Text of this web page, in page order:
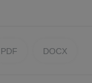
PDF DOCX